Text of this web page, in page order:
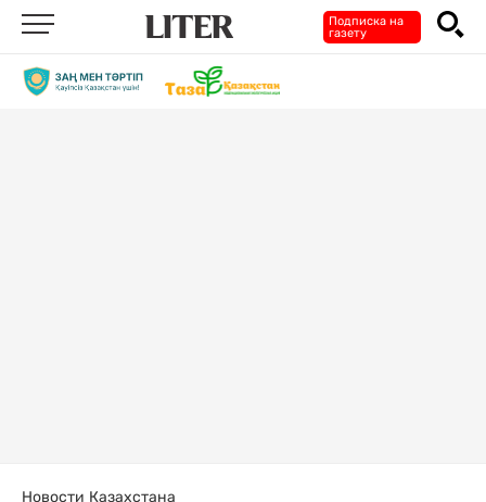
Подписка на
газету
Новости Казахстана